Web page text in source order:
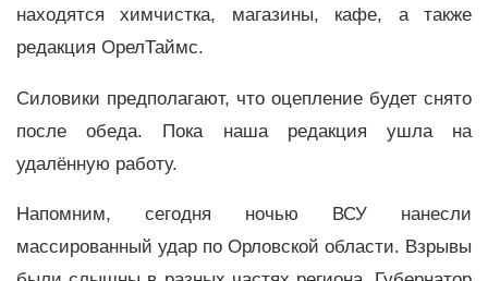
находятся химчистка, магазины, кафе, а также
редакция ОрелТаймс.
Силовики предполагают, что оцепление будет снято
после обеда. Пока наша редакция ушла на
удалённую работу.
Напомним, сегодня ночью ВСУ нанесли
массированный удар по Орловской области. Взрывы